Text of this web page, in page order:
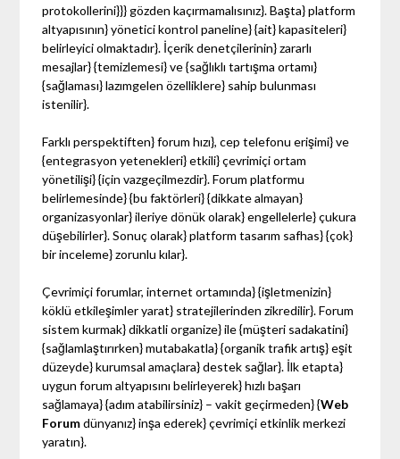
protokollerini}}} gözden kaçırmamalısınız}. Başta} platform
altyapısının} yönetici kontrol paneline} {ait} kapasiteleri}
belirleyici olmaktadır}. İçerik denetçilerinin} zararlı
mesajlar} {temizlemesi} ve {sağlıklı tartışma ortamı}
{sağlaması} lazımgelen özelliklere} sahip bulunması
istenilir}.
Farklı perspektiften} forum hızı}, cep telefonu erişimi} ve
{entegrasyon yetenekleri} etkili} çevrimiçi ortam
yönetilişi} {için vazgeçilmezdir}. Forum platformu
belirlemesinde} {bu faktörleri} {dikkate almayan}
organizasyonlar} ileriye dönük olarak} engellelerle} çukura
düşebilirler}. Sonuç olarak} platform tasarım safhas} {çok}
bir inceleme} zorunlu kılar}.
Çevrimiçi forumlar, internet ortamında} {işletmenizin}
köklü etkileşimler yarat} stratejilerinden zikredilir}. Forum
sistem kurmak} dikkatli organize} ile {müşteri sadakatini}
{sağlamlaştırırken} mutabakatla} {organik trafik artış} eşit
düzeyde} kurumsal amaçlara} destek sağlar}. İlk etapta}
uygun forum altyapısını belirleyerek} hızlı başarı
sağlamaya} {adım atabilirsiniz} – vakit geçirmeden} {Web
Forumdünyanız} inşa ederek} çevrimiçi etkinlik merkezi
yaratın}.